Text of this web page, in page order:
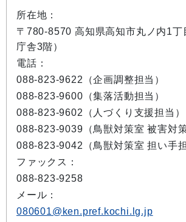
所在地：
〒780-8570 高知県高知市丸ノ内1丁
庁舎3階）
電話：
088-823-9622（企画調整担当）
088-823-9600（集落活動担当）
088-823-9602（人づくり支援担当）
088-823-9039（鳥獣対策室 被害対策
088-823-9042（鳥獣対策室 担い手担
ファックス：
088-823-9258
メール：
080601@ken.pref.kochi.lg.jp